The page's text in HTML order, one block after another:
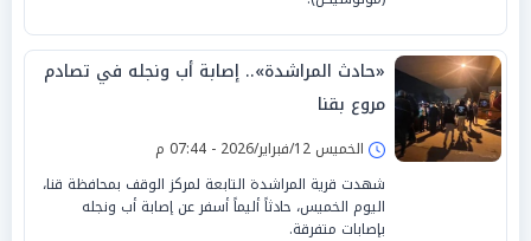
«حادث المراشدة».. إصابة أب ونجله في تصادم
مروع بقنا
الخميس 12/فبراير/2026 - 07:44 م
شهدت قرية المراشدة التابعة لمركز الوقف بمحافظة قنا،
اليوم الخميس، حادثاً أليماً أسفر عن إصابة أب ونجله
بإصابات متفرقة.